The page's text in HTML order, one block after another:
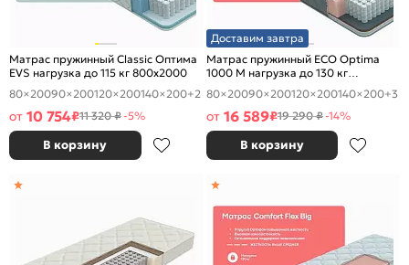
Матрас пружинный Classic Оптима
EVS нагрузка до 115 кг 800x2000
80×20090×200120×200140×200+2
от 10 754₽11 320 ₽-5%
В корзину
Доставим завтра
Матрас пружинный ECO Optima
1000 M нагрузка до 130 кг
800x2000
80×20090×200120×200140×200+3
от 16 589₽19 290 ₽-14%
В корзину